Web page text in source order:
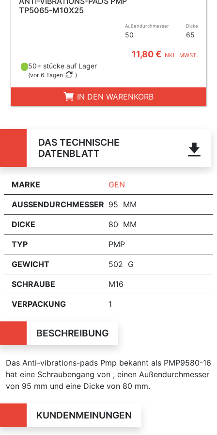
TP5065-M10X25
Außendurchmesser
50
Dicke
65
11,80 € INKL. MWST.
50+ stücke auf Lager
(vor 6 Tagen )
IN DEN WARENKORB
DAS TECHNISCHE
DATENBLATT
MARKE GEN
AUSSENDURCHMESSER 95 MM
DICKE 80 MM
TYP PMP
GEWICHT 502 G
SCHRAUBE M16
VERPACKUNG 1
BESCHREIBUNG
Das Anti-vibrations-pads Pmp bekannt als PMP9580-16
hat eine Schraubengang von , einen Außendurchmesser
von 95 mm und eine Dicke von 80 mm.
KUNDENMEINUNGEN